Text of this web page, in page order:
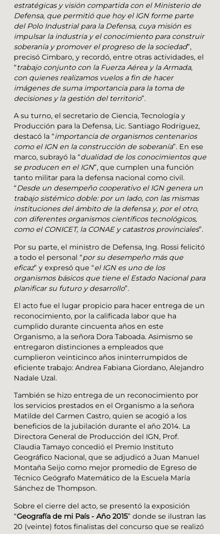
estratégicas y visión compartida con el Ministerio de
Defensa, que permitió que hoy el IGN forme parte
del Polo Industrial para la Defensa, cuya misión es
impulsar la industria y el conocimiento para construir
soberanía y promover el progreso de la sociedad”,
precisó Cimbaro, y recordó, entre otras actividades, el
“trabajo conjunto con la Fuerza Aérea y la Armada,
con quienes realizamos vuelos a fin de hacer
imágenes de suma importancia para la toma de
decisiones y la gestión del territorio”.
A su turno, el secretario de Ciencia, Tecnología y
Producción para la Defensa, Lic. Santiago Rodríguez,
destacó la “importancia de organismos centenarios
como el IGN en la construcción de soberanía”. En ese
marco, subrayó la “dualidad de los conocimientos que
se producen en el IGN”, que cumplen una función
tanto militar para la defensa nacional como civil.
“Desde un desempeño cooperativo el IGN genera un
trabajo sistémico doble: por un lado, con las mismas
instituciones del ámbito de la defensa y, por el otro,
con diferentes organismos científicos tecnológicos,
como el CONICET, la CONAE y catastros provinciales”.
Por su parte, el ministro de Defensa, Ing. Rossi felicitó
a todo el personal “por su desempeño más que
eficaz” y expresó que “el IGN es uno de los
organismos básicos que tiene el Estado Nacional para
planificar su futuro y desarrollo”.
El acto fue el lugar propicio para hacer entrega de un
reconocimiento, por la calificada labor que ha
cumplido durante cincuenta años en este
Organismo, a la señora Dora Taboada. Asimismo se
entregaron distinciones a empleados que
cumplieron veinticinco años ininterrumpidos de
eficiente trabajo: Andrea Fabiana Giordano, Alejandro
Nadale Uzal.
También se hizo entrega de un reconocimiento por
los servicios prestados en el Organismo a la señora
Matilde del Carmen Castro, quien se acogió a los
beneficios de la jubilación durante el año 2014. La
Directora General de Producción del IGN, Prof.
Claudia Tamayo concedió el Premio Instituto
Geográfico Nacional, que se adjudicó a Juan Manuel
Montaña Seijo como mejor promedio de Egreso de
Técnico Geógrafo Matemático de la Escuela María
Sánchez de Thompson.
Sobre el cierre del acto, se presentó la exposición
“Geografía de mi País - Año 2015” donde se ilustran las
20 (veinte) fotos finalistas del concurso que se realizó